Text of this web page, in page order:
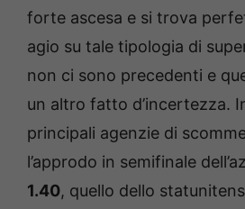
forte ascesa e si trova
agio su tale tipologia di
non ci sono precedenti e
un altro fatto d’incertezza.
principali agenzie di
l’approdo in semifinale
1.40, quello dello